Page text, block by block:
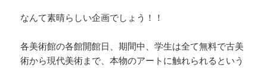
なんて素晴らしい企画でしょう！！
各美術館の各館開館日、期間中、学生は全て無料で古美
術から現代美術まで、本物のアートに触れられるという